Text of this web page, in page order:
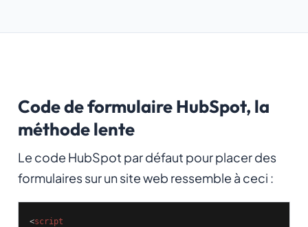
Code de formulaire HubSpot, la
méthode lente
Le code HubSpot par défaut pour placer des
formulaires sur un site web ressemble à ceci :
<script